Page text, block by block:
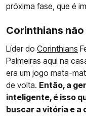
próxima fase, que é
Corinthians
Líder do Corinthians
Palmeiras aqui na
era um jogo mata-
de volta. Então, a
inteligente, é isso
buscar a vitória e a